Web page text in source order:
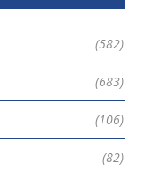
(582)
(683)
(106)
(82)